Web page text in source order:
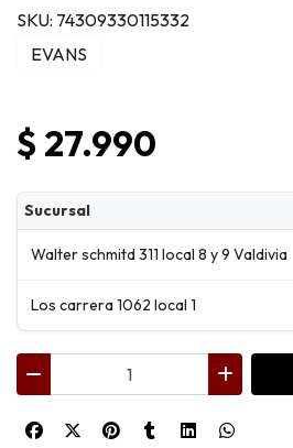
SKU: 74309330115332
EVANS
$ 27.990
Sucursal
Walter schmitd 311 local 8 y 9 Valdivia
Los carrera 1062 local 1